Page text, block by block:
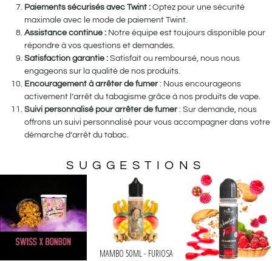
Paiements sécurisés avec Twint : Optez pour une sécurité
maximale avec le mode de paiement Twint.
Assistance continue : Notre équipe est toujours disponible pour
répondre à vos questions et demandes.
Satisfaction garantie : Satisfait ou remboursé, nous nous
engageons sur la qualité de nos produits.
Encouragement à arrêter de fumer: Nous encourageons
activement l’arrêt du tabagisme grâce à nos produits de vape.
Suivi personnalisé pour arrêter de fumer: Sur demande, nous
offrons un suivi personnalisé pour vous accompagner dans votre
démarche d’arrêt du tabac.
SUGGESTIONS
MAMBO 50ML -